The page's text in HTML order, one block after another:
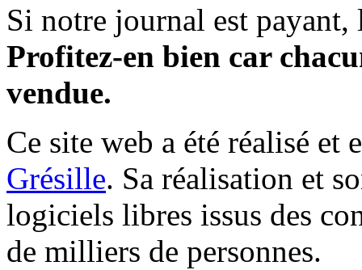
Si notre journal est payant,
Profitez-en bien car
vendue.
Ce site web a été réalisé et
Grésille. Sa réalisation et
logiciels libres issus des
de milliers de personnes.